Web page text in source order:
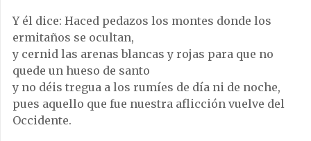
Y él dice: Haced pedazos los montes donde los
ermitaños se ocultan,
y cernid las arenas blancas y rojas para que no
quede un hueso de santo
y no déis tregua a los rumíes de día ni de noche,
pues aquello que fue nuestra aflicción vuelve del
Occidente.